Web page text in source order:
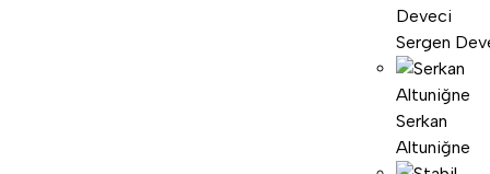
Sergen
Serkan
Altuniğne